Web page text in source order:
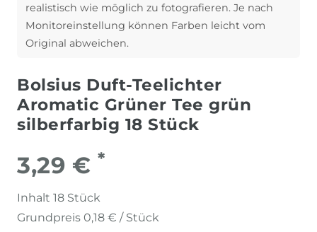
realistisch wie möglich zu fotografieren. Je nach
Monitoreinstellung können Farben leicht vom
Original abweichen.
Bolsius Duft-Teelichter
Aromatic Grüner Tee grün
silberfarbig 18 Stück
3,29 € *
Inhalt 18 Stück
Grundpreis 0,18 € / Stück